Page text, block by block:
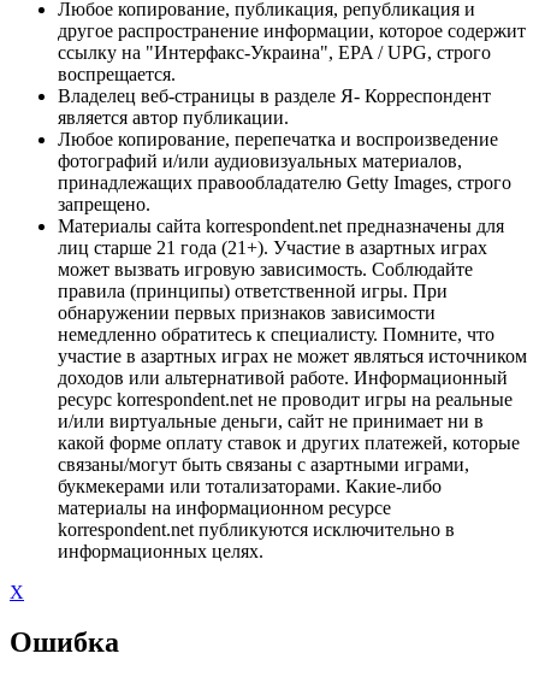
Любое копирование, публикация, републикация и
другое распространение информации, которое содержит
ссылку на "Интерфакс-Украина", EPA / UPG, строго
воспрещается.
Владелец веб-страницы в разделе Я- Корреспондент
является автор публикации.
Любое копирование, перепечатка и воспроизведение
фотографий и/или аудиовизуальных материалов,
принадлежащих правообладателю Getty Images, строго
запрещено.
Материалы сайта korrespondent.net предназначены для
лиц старше 21 года (21+). Участие в азартных играх
может вызвать игровую зависимость. Соблюдайте
правила (принципы) ответственной игры. При
обнаружении первых признаков зависимости
немедленно обратитесь к специалисту. Помните, что
участие в азартных играх не может являться источником
доходов или альтернативой работе. Информационный
ресурс korrespondent.net не проводит игры на реальные
и/или виртуальные деньги, сайт не принимает ни в
какой форме оплату ставок и других платежей, которые
связаны/могут быть связаны с азартными играми,
букмекерами или тотализаторами. Какие-либо
материалы на информационном ресурсе
korrespondent.net публикуются исключительно в
информационных целях.
X
Ошибка